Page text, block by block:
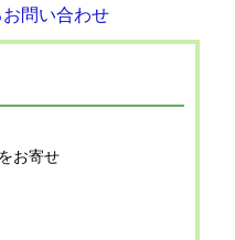
お寄せ